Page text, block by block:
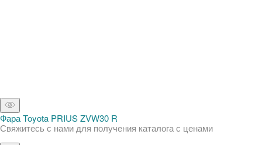
Фара Toyota PRIUS ZVW30 R
Свяжитесь с нами для получения каталога с ценами